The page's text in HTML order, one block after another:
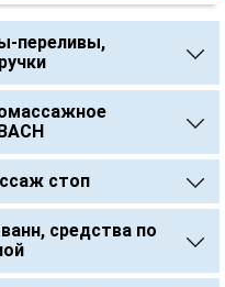
переливы,
стоп
средства по